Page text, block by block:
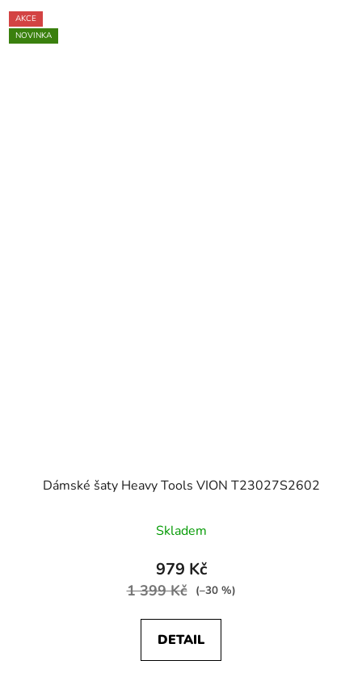
AKCE
NOVINKA
Dámské šaty Heavy Tools VION T23027S2602
Skladem
979 Kč
1 399 Kč (–30 %)
DETAIL